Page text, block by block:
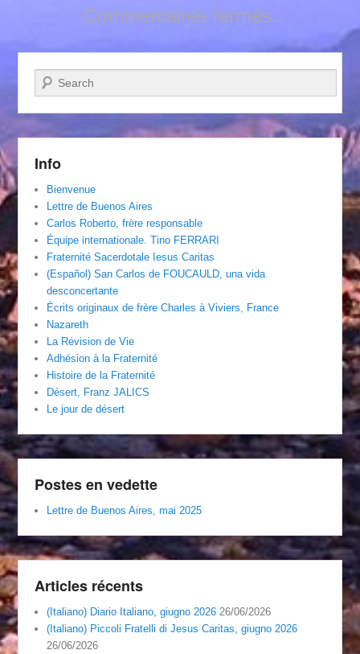
Commentaires fermés.
Recherche
Info
Bienvenue
Lettre de Buenos Aires
Carlos Roberto, frère responsable
Équipe internationale. Tino FERRARI
Fraternité Sacerdotale Iesus Caritas
(Español) San Carlos de FOUCAULD, una vida
desconcertante
Écrits originaux de frère Charles à Viviers, France
Nazareth
La Révision de Vie
Adhésion à la Fraternité
Histoire de la Fraternité
Désert, Franz JALICS
Le jour de désert
Postes en vedette
Lettre de Buenos Aires, mai 2025
Articles récents
(Italiano) Diario Italiano, giugno 2026 26/06/2026
(Italiano) Piccoli Fratelli di Jesus Caritas, giugno 2026
26/06/2026